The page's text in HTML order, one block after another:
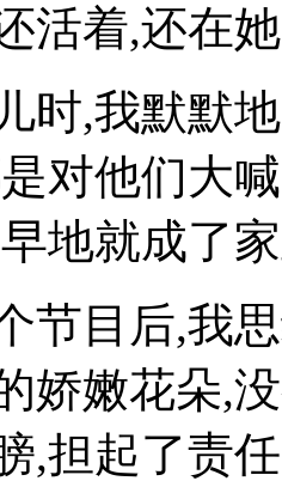
活着,还在
,我默默地
对他们大
地就成了
目后,我思
娇嫩花朵,
,担起了责